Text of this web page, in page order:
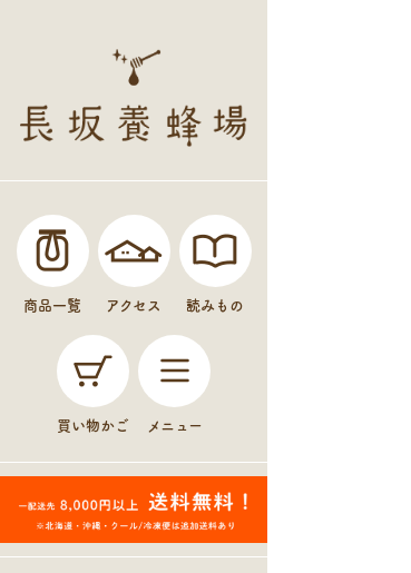
商品一覧 アクセス 読みもの
買い物かご メニュー